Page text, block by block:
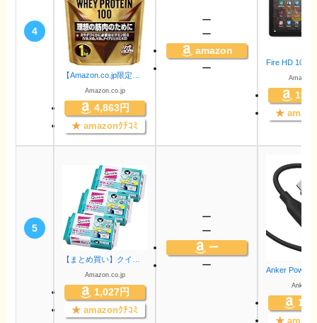
4
Amazon.co.jp
4,863円
★ amazonｸﾁｺﾐ
ー
ー
amazon
ー
★
5
Amazon.co.jp
1,027円
★ amazonｸﾁｺﾐ
ー
ー
ー
ー
★